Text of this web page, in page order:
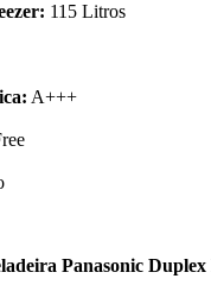
115 Litros
A+++
Panasonic